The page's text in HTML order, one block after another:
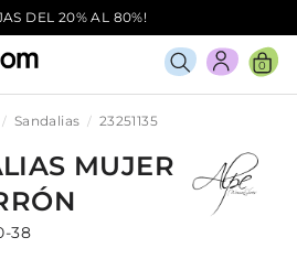
DEL 20% AL 80%!
0
Sandalias 23251135
MUJER
38